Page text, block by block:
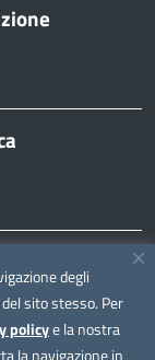
degli
sito stesso. Per
policye la nostra
la navigazione in